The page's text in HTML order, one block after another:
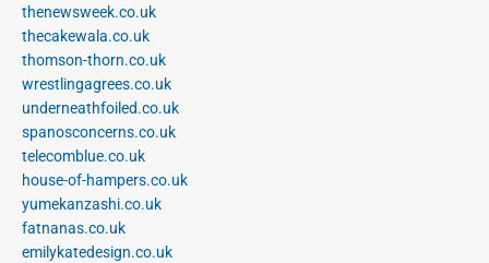
thenewsweek.co.uk
thecakewala.co.uk
thomson-thorn.co.uk
wrestlingagrees.co.uk
underneathfoiled.co.uk
spanosconcerns.co.uk
telecomblue.co.uk
house-of-hampers.co.uk
yumekanzashi.co.uk
fatnanas.co.uk
emilykatedesign.co.uk